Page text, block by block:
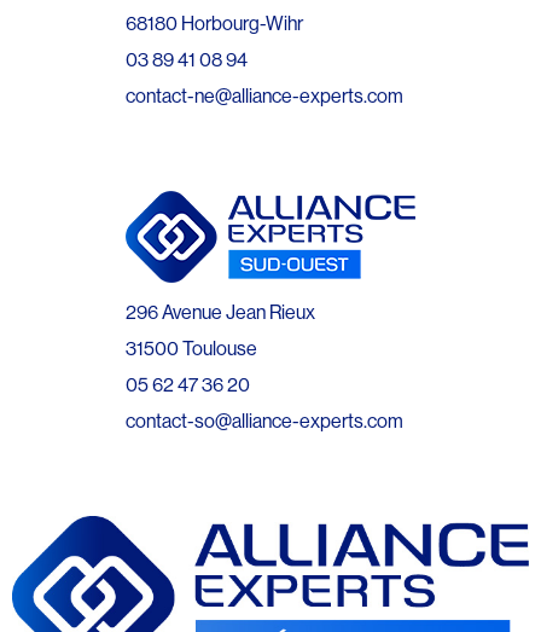
68180 Horbourg-Wihr
03 89 41 08 94
contact-ne@alliance-experts.com
296 Avenue Jean Rieux
31500 Toulouse
05 62 47 36 20
contact-so@alliance-experts.com